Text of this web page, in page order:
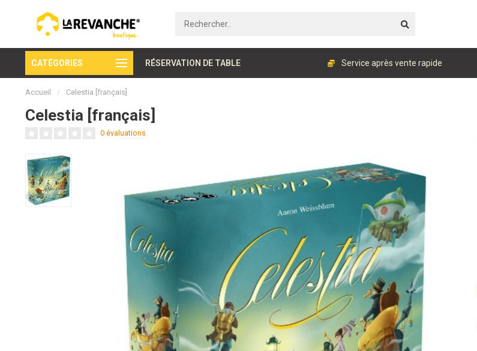
CATÉGORIES RÉSERVATION DE TABLE
Paiement sécurisé Service après vente rapide
Accueil / Celestia [français]
Celestia [français]
0 évaluations